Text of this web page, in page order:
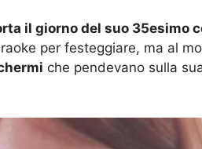
il giorno del suo 35esimo
per festeggiare, ma al
che pendevano sulla